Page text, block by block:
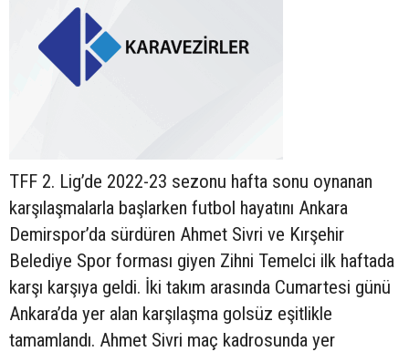
TFF 2. Lig’de 2022-23 sezonu hafta sonu oynanan
karşılaşmalarla başlarken futbol hayatını Ankara
Demirspor’da sürdüren Ahmet Sivri ve Kırşehir
Belediye Spor forması giyen Zihni Temelci ilk haftada
karşı karşıya geldi. İki takım arasında Cumartesi günü
Ankara’da yer alan karşılaşma golsüz eşitlikle
tamamlandı. Ahmet Sivri maç kadrosunda yer